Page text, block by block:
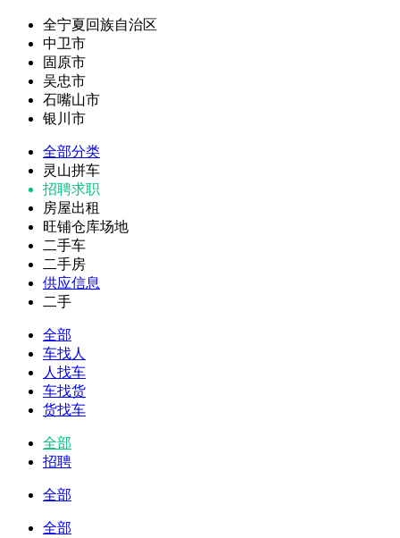
全宁夏回族自治区
中卫市
固原市
吴忠市
石嘴山市
银川市
全部分类
灵山拼车
招聘求职
房屋出租
旺铺仓库场地
二手车
二手房
供应信息
二手
全部
车找人
人找车
车找货
货找车
全部
招聘
全部
全部